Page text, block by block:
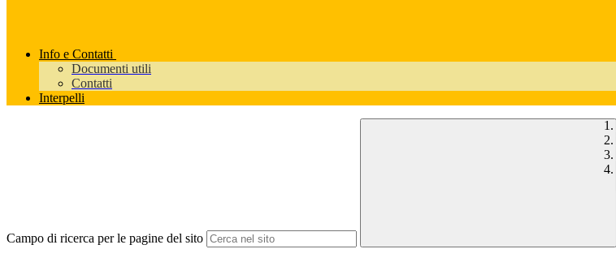
Info e Contatti
Documenti utili
Contatti
Interpelli
Campo di ricerca per le pagine del sito